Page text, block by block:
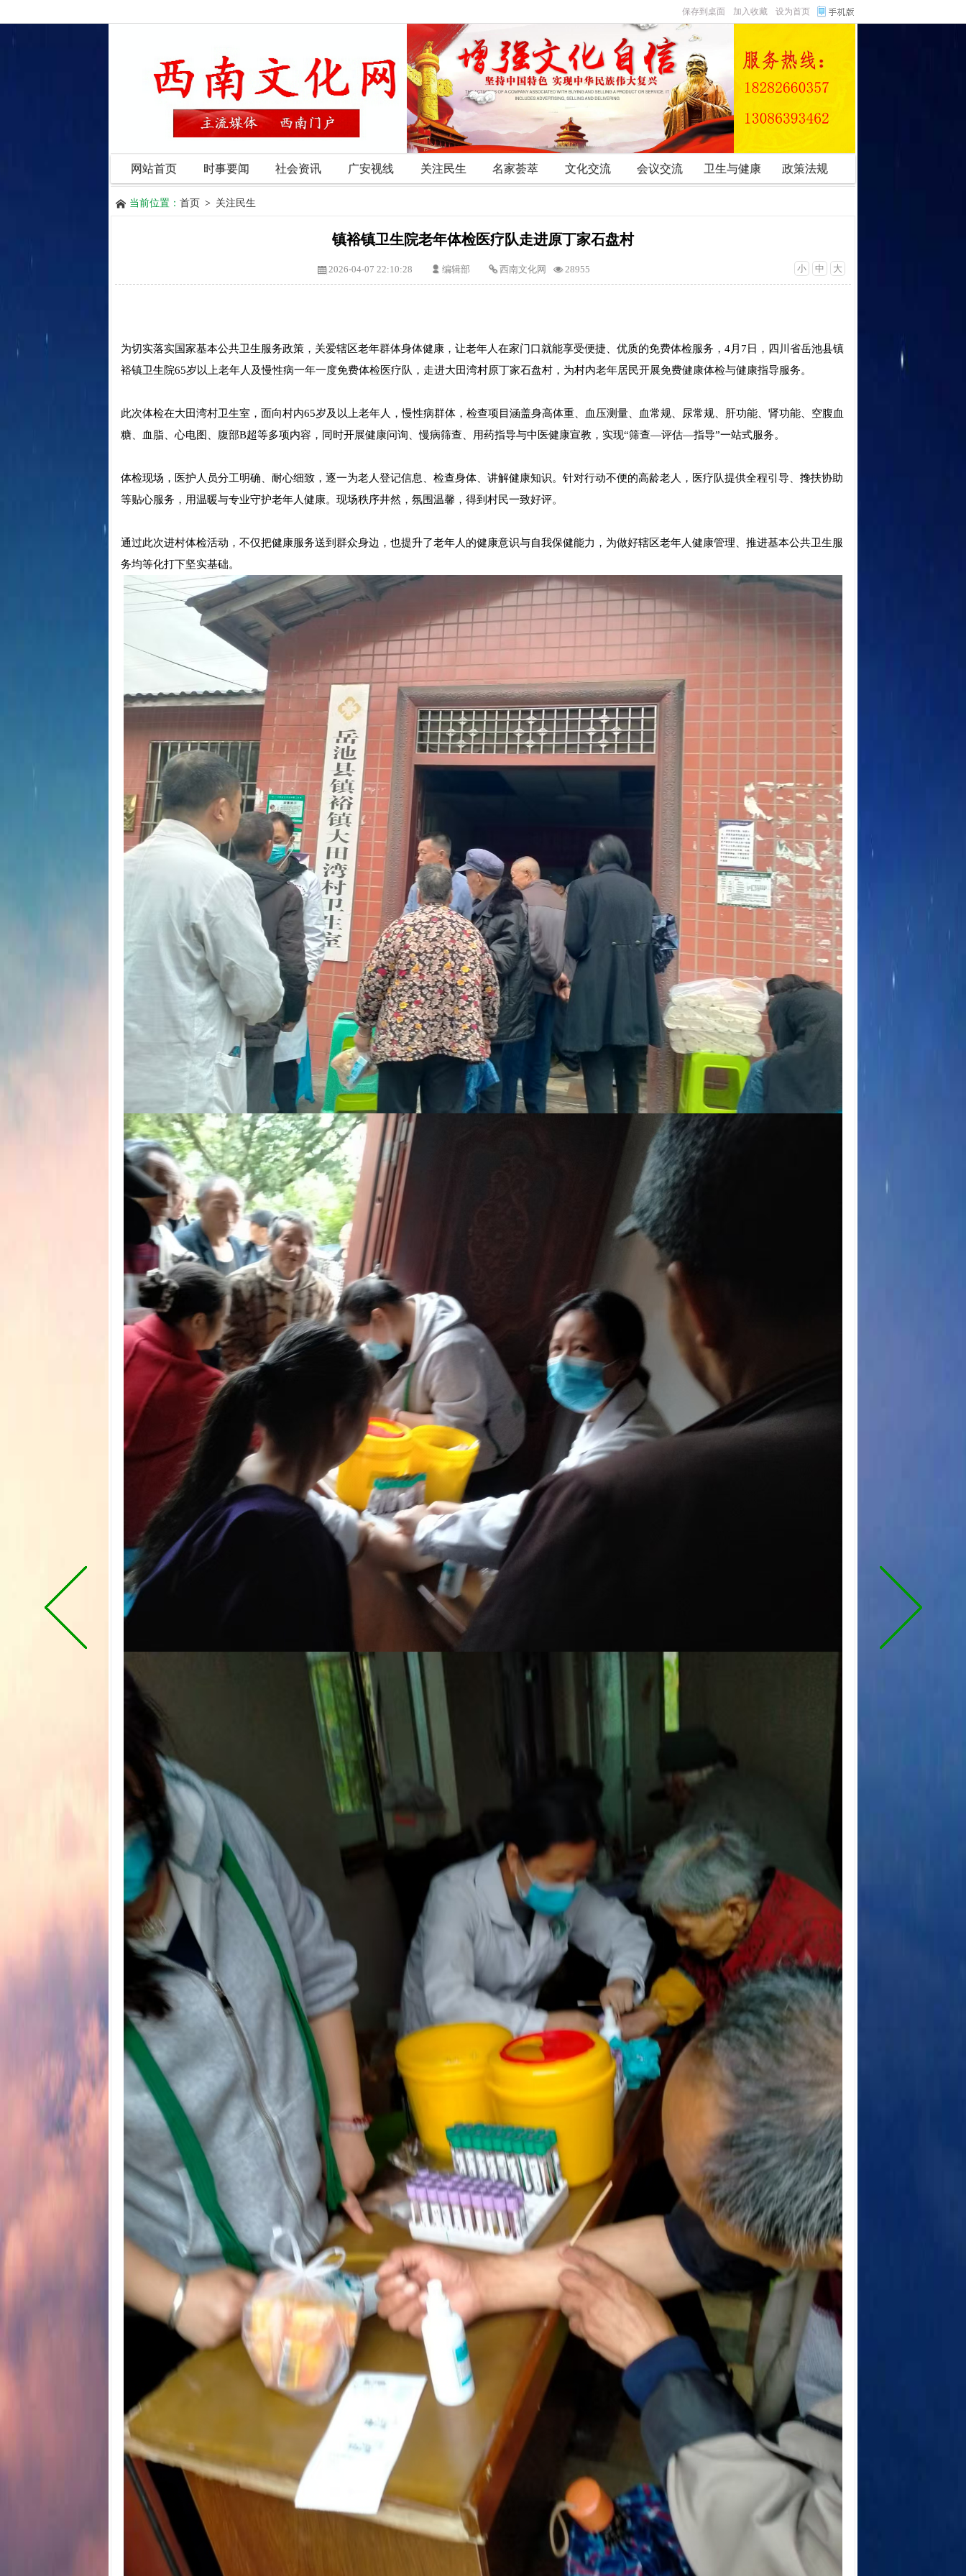
保存到桌面 加入收藏 设为首页
网站首页 时事要闻 社会资讯 广安视线 关注民生 名家荟萃 文化交流 会议交流 卫生与健康 政策法规
当前位置： 首页 > 关注民生
镇裕镇卫生院老年体检医疗队走进原丁家石盘村
小 中 大
2026-04-07 22:10:28 编辑部 西南文化网 28955
为切实落实国家基本公共卫生服务政策，关爱辖区老年群体身体健康，让老年人在家门口就能享受便捷、优质的免费体检服务，4月7日，四川省岳池县镇
裕镇卫生院65岁以上老年人及慢性病一年一度免费体检医疗队，走进大田湾村原丁家石盘村，为村内老年居民开展免费健康体检与健康指导服务。
此次体检在大田湾村卫生室，面向村内65岁及以上老年人，慢性病群体，检查项目涵盖身高体重、血压测量、血常规、尿常规、肝功能、肾功能、空腹血
糖、血脂、心电图、腹部B超等多项内容，同时开展健康问询、慢病筛查、用药指导与中医健康宣教，实现“筛查—评估—指导”一站式服务。
体检现场，医护人员分工明确、耐心细致，逐一为老人登记信息、检查身体、讲解健康知识。针对行动不便的高龄老人，医疗队提供全程引导、搀扶协助
等贴心服务，用温暖与专业守护老年人健康。现场秩序井然，氛围温馨，得到村民一致好评。
通过此次进村体检活动，不仅把健康服务送到群众身边，也提升了老年人的健康意识与自我保健能力，为做好辖区老年人健康管理、推进基本公共卫生服
务均等化打下坚实基础。